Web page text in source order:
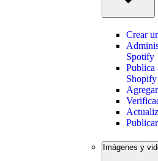
Crear
Spotify
Publica
Imágenes y